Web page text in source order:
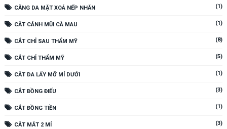
CĂNG DA MẶT XOÁ NẾP NHĂN (1)
CẮT CÁNH MŨI CÀ MAU (1)
CẮT CHỈ SAU THẨM MỸ (8)
CẮT CHỈ THẨM MỸ (5)
CẮT DA LẤY MỠ MÍ DƯỚI (1)
CẮT ĐỒNG ĐIẾU (3)
CẮT ĐỒNG TIỀN (1)
CẮT MẮT 2 MÍ (3)